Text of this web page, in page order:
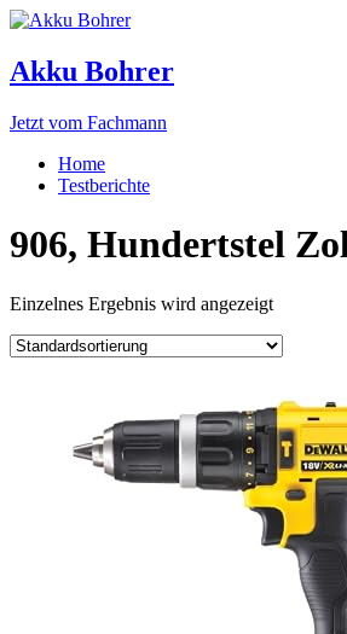
Akku Bohrer
Jetzt vom Fachmann
Home
Testberichte
906, Hundertstel
Einzelnes Ergebnis wird angezeigt